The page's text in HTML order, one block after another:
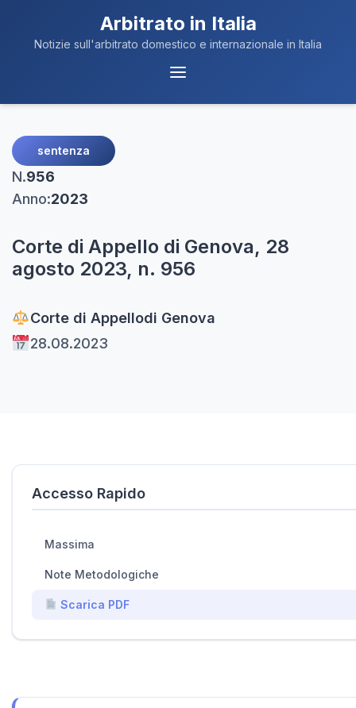
Arbitrato in Italia
Notizie sull'arbitrato domestico e internazionale in Italia
Menu
sentenza
N.956
Anno:2023
Corte di Appello di Genova, 28
agosto 2023, n. 956
Corte di Appellodi Genova
28.08.2023
Accesso Rapido
Massima
Note Metodologiche
Scarica PDF